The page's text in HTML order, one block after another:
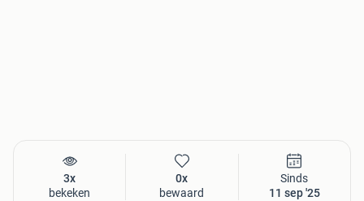
3x
bekeken
0x
bewaard
Sinds
11 sep '25